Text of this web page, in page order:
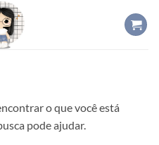
o que você está
pode ajudar.